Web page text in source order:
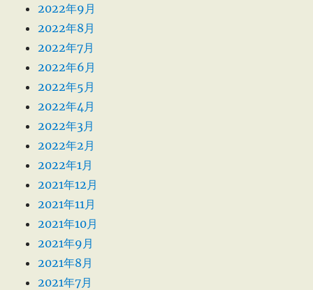
2022年9月
2022年8月
2022年7月
2022年6月
2022年5月
2022年4月
2022年3月
2022年2月
2022年1月
2021年12月
2021年11月
2021年10月
2021年9月
2021年8月
2021年7月